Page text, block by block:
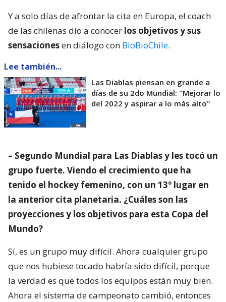
Y a solo días de afrontar la cita en Europa, el coach
de las chilenas dio a conocer los objetivos y sus
sensacionesen diálogo con BioBioChile.
Lee también...
Las Diablas piensan en grande a
días de su 2do Mundial: "Mejorar lo
del 2022 y aspirar a lo más alto"
– Segundo Mundial para Las Diablas y les tocó un
grupo fuerte. Viendo el crecimiento que ha
tenido el hockey femenino, con un 13º lugar en
la anterior cita planetaria. ¿Cuáles son las
proyecciones y los objetivos para esta Copa del
Mundo?
Sí, es un grupo muy difícil. Ahora cualquier grupo
que nos hubiese tocado habría sido difícil, porque
la verdad es que todos los equipos están muy bien.
Ahora el sistema de campeonato cambió, entonces